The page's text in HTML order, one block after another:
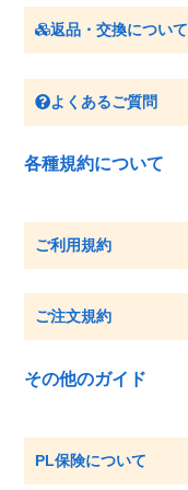
返品・交換について
よくあるご質問
各種規約について
ご利用規約
ご注文規約
その他のガイド
PL保険について